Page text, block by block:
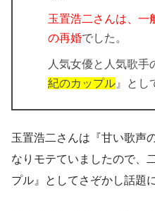
玉置浩二さんは、一
の再婚でした。
人気女優と人気歌手
紀のカップル 』とし
玉置浩二さんは『甘い歌声
なりモテていましたので、
プル』としてさぞかし話題